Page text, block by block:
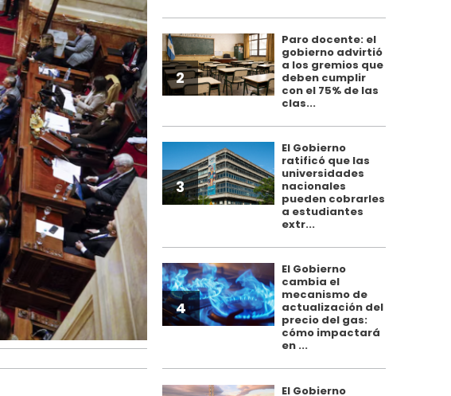
2
Paro docente: el
gobierno advirtió
a los gremios que
deben cumplir
con el 75% de las
clas...
3
El Gobierno
ratificó que las
universidades
nacionales
pueden cobrarles
a estudiantes
extr...
4
El Gobierno
cambia el
mecanismo de
actualización del
precio del gas:
cómo impactará
en ...
El Gobierno